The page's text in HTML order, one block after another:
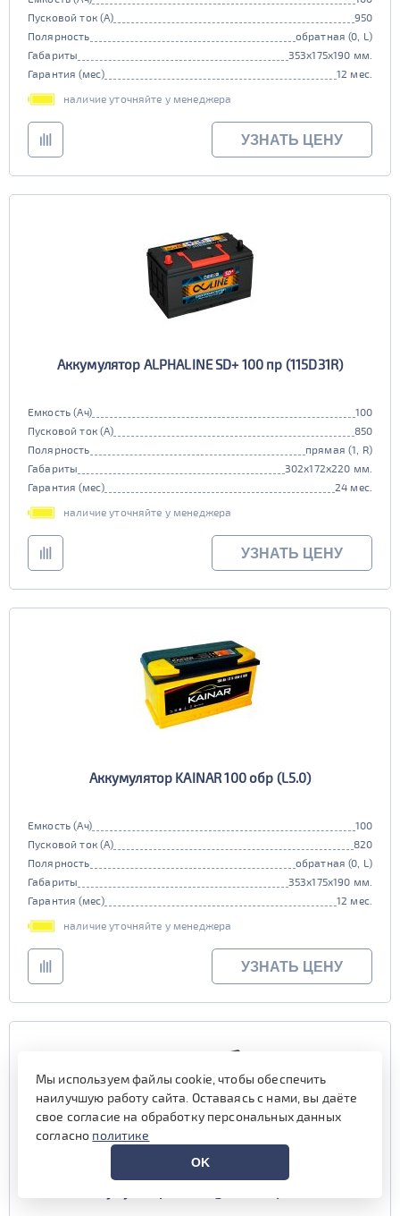
Пусковой ток (А)
950
Полярность
обратная (0, L)
Габариты
353x175x190 мм.
Гарантия (мес)
12 мес.
наличие уточняйте у менеджера
УЗНАТЬ ЦЕНУ
Аккумулятор ALPHALINE SD+ 100 пр (115D31R)
Емкость (Ач)
100
Пусковой ток (А)
850
Полярность
прямая (1, R)
Габариты
302x172x220 мм.
Гарантия (мес)
24 мес.
наличие уточняйте у менеджера
УЗНАТЬ ЦЕНУ
Аккумулятор KAINAR 100 обр (L5.0)
Емкость (Ач)
100
Пусковой ток (А)
820
Полярность
обратная (0, L)
Габариты
353x175x190 мм.
Гарантия (мес)
12 мес.
наличие уточняйте у менеджера
УЗНАТЬ ЦЕНУ
Мы используем файлы cookie, чтобы обеспечить
наилучшую работу сайта. Оставаясь с нами, вы даёте
свое согласие на обработку персональных данных
согласно политике
OK